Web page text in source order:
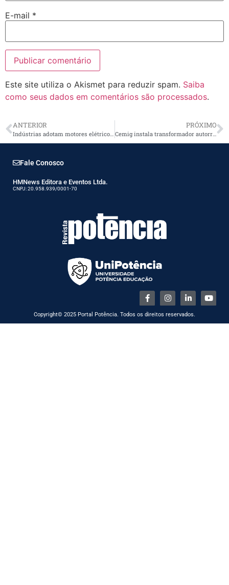
E-mail *
Este site utiliza o Akismet para reduzir spam. Saiba
como seus dados em comentários são processados.
ANTERIOR
Indústrias adotam motores elétricos eficientes para operações mais sustentáveis
PRÓXIMO
Cemig instala transformador autorregulável para melhorias no sistema elétrico
Fale Conosco
HMNews Editora e Eventos Ltda.
CNPJ: 20.958.939/0001-70
Copyright© 2025 Portal Potência. Todos os direitos reservados.